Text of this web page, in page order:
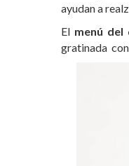
ayudan a
El menú del
gratinada